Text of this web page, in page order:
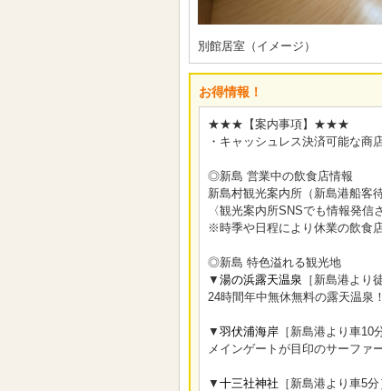
別館居室（イメージ）
お得情報！
★★★【案内事項】★★★
・キャッシュレス決済可能な商
◎新島 営業中の飲食店情報
新島村観光案内所（新島港船客
〈観光案内所SNSでも情報発信
※時季や日程により休業の飲食
◎新島 特色溢れる観光地
▼ 湯の浜露天温泉 ［新島港より
24時間年中無休無料の露天温泉
▼ 羽伏浦海岸 ［新島港より車10
メインゲートが目印のサーファ
▼ 十三社神社 ［新島港より車5分